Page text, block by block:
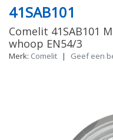
41SAB101
Comelit 41SAB101
whoop EN54/3
Merk: Comelit | Geef een